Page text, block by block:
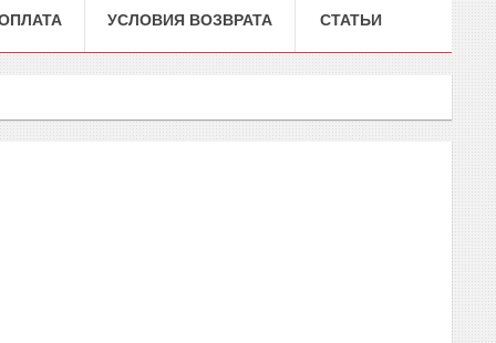
УСЛОВИЯ ВОЗВРАТА СТАТЬИ